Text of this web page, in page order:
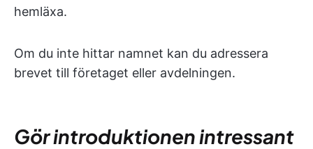
hemläxa.
Om du inte hittar namnet kan du adressera
brevet till företaget eller avdelningen.
Gör introduktionen intressant